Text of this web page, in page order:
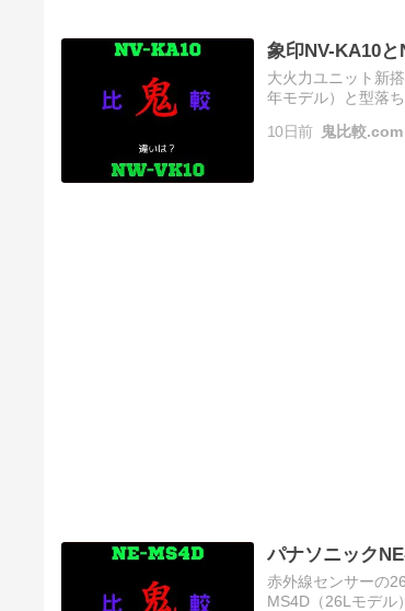
象印NV-KA10と
大火力ユニット新
年モデル）と型落
10日前 鬼比較
パナソニック
赤外線センサーの
MS4D（26Lモデル